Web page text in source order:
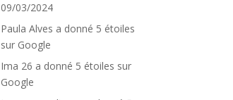
09/03/2024
Paula Alves a donné 5 étoiles
sur Google
Ima 26 a donné 5 étoiles sur
Google